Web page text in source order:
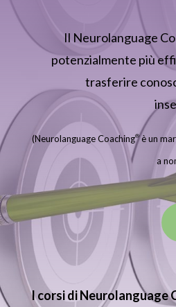
Il Neurolanguage
potenzialmente più
trasferire
(Neurolanguage Coaching®è un
a
I corsi di Neurolanguage